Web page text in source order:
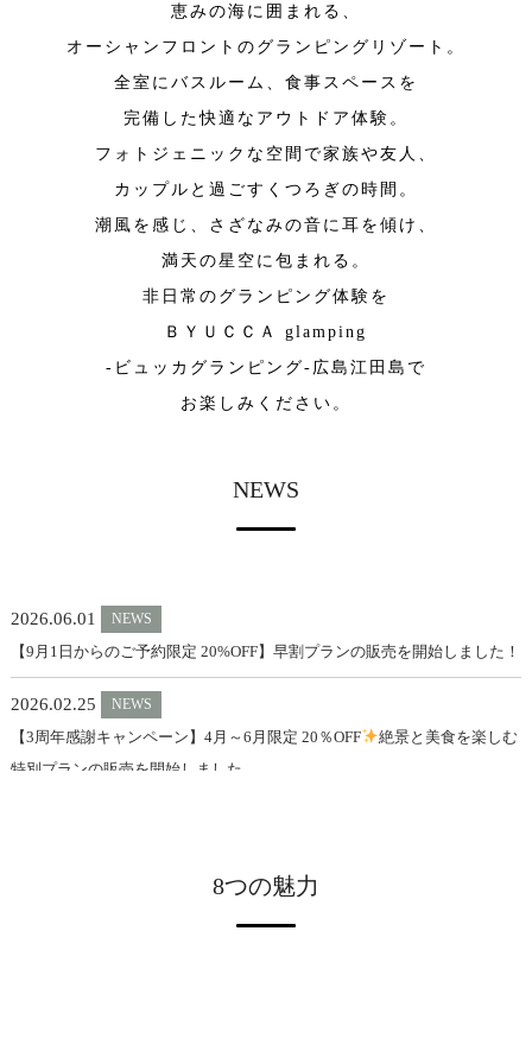
恵みの海に囲まれる、
オーシャンフロントのグランピングリゾート。
全室にバスルーム、食事スペースを
完備した快適なアウトドア体験。
フォトジェニックな空間で家族や友人、
カップルと過ごすくつろぎの時間。
潮風を感じ、さざなみの音に耳を傾け、
満天の星空に包まれる。
非日常のグランピング体験を
ＢＹＵＣＣＡ glamping
-ビュッカグランピング-広島江田島で
お楽しみください。
NEWS
2026.06.01 NEWS
【9月1日からのご予約限定 20%OFF】早割プランの販売を開始しました！
2026.02.25 NEWS
【3周年感謝キャンペーン】4月～6月限定 20％OFF
絶景と美食を楽しむ
特別プランの販売を開始しました。
8つの魅力